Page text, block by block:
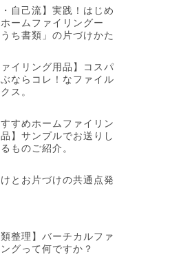
・自己流】実践！はじめ
ームファイリングー
うち書類」の片づけかた
ァイリング用品】コスパ
ならコレ！なファイル
ス。
すすめホームファイリン
】サンプルでお送りし
ものご紹介。
とお片づけの共通点発
類整理】バーチカルファ
グって何ですか？